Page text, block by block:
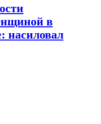
в
насиловал